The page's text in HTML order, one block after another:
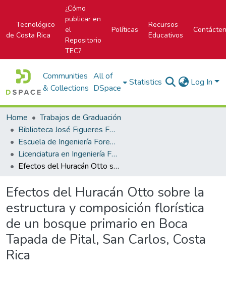
Tecnológico
de Costa Rica
¿Cómo
publicar en
el
Repositorio
TEC?
Políticas
Recursos
Educativos
Communities
& Collections
All of
DSpace
Statistics Log In
Home
Trabajos de Graduación
Biblioteca José Figueres Ferrer
Escuela de Ingeniería Forestal
Licenciatura en Ingeniería Forestal
Efectos del Huracán Otto sobre la estructura y composición florística de un bosque primario en Boca Tapada de Pital, San Carlos, Costa Rica
Efectos del Huracán Otto sobre la
estructura y composición florística
de un bosque primario en Boca
Tapada de Pital, San Carlos, Costa
Rica